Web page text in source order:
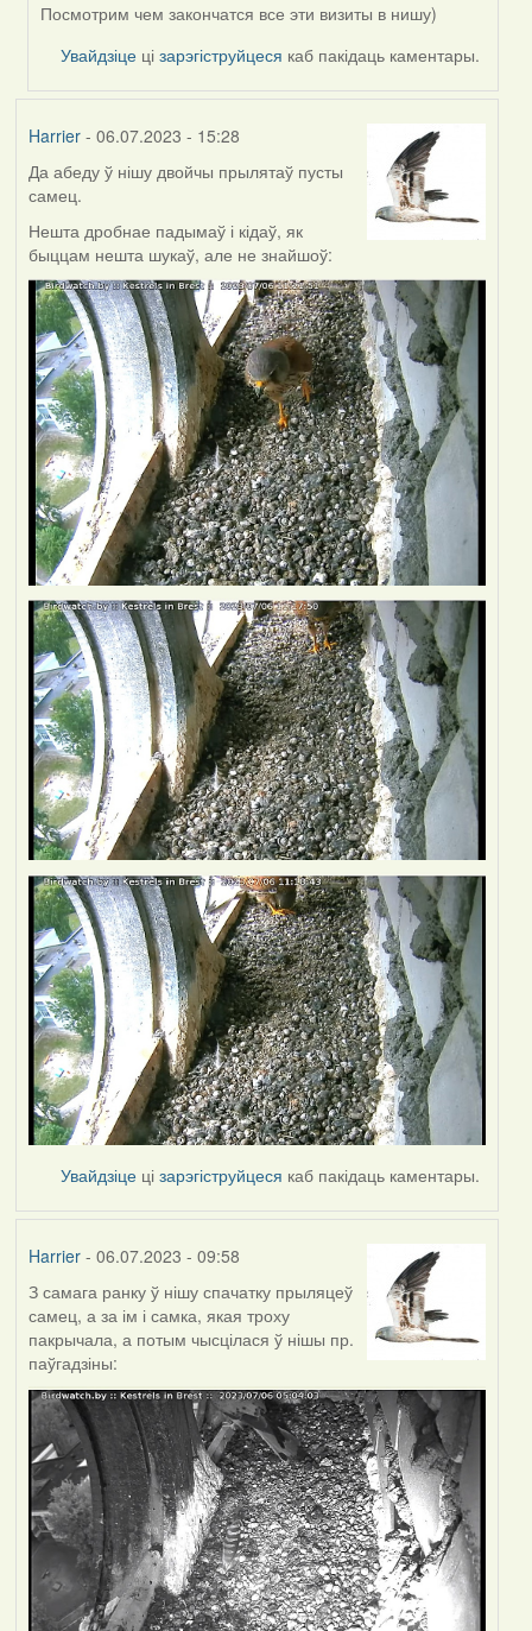
In
reply
by
Посмотрим чем закончатся все эти визиты в нишу)
Увайдзіце цізарэгіструйцеся каб пакідаць каментары.
Harrier- 06.07.2023 - 15:28
Да абеду ў нішу двойчы прылятаў пусты
самец.
Нешта дробнае падымаў і кідаў, як
быццам нешта шукаў, але не знайшоў:
Увайдзіце цізарэгіструйцеся каб пакідаць каментары.
Harrier- 06.07.2023 - 09:58
З самага ранку ў нішу спачатку прыляцеў
самец, а за ім і самка, якая троху
пакрычала, а потым чысцілася ў нішы пр.
паўгадзіны: